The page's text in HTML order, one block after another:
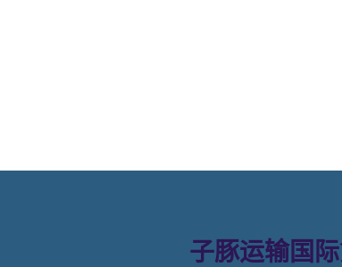
子豚运输国